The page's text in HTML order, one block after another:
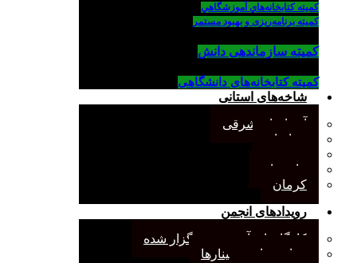
كميته كتابخانه‌هاي آموزشگاهي
کمیته برنامه‌ریزی و بهبود مستمر
کمیته سازماندهی دانش
کمیته کتابخانه‌های دانشگاهی
شاخه‌های استانی
آذربایجان شرقی
خراسان
مازندران
کرمان
رویدادهای انجمن
کارگاههای آموزشی برگزار شده
همایش‌ها و سمینارها